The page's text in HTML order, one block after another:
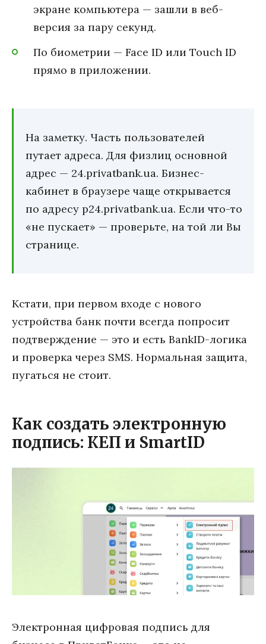
экране компьютера — зашли в веб-
версия за пару секунд.
По биометрии — Face ID или Touch ID
прямо в приложении.
На заметку. Часть пользователей
путает адреса. Для физлиц основной
адрес — 24.privatbank.ua. Бизнес-
кабинет в браузере чаще открывается
по адресу p24.privatbank.ua. Если что-то
«не пускает» — проверьте, на той ли Вы
странице.
Кстати, при первом входе с нового
устройства банк почти всегда попросит
подтверждение — это и есть BankID-логика
и проверка через SMS. Нормальная защита,
пугаться не стоит.
Как создать электронную
подпись: КЕП и SmartID
Электронная цифровая подпись для